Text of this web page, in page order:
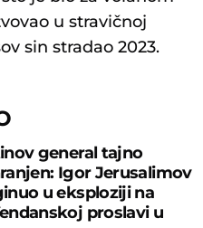
u stravičnoj
sin stradao 2023.
general tajno
Igor Jerusalimov
u eksploziji na
proslavi u